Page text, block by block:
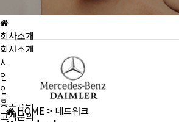
회사소개
회사소개
사업/제품안내
연구개발
인재경영
홍보센터
고객문의
HOME > 네트워크